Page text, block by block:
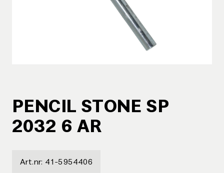
PENCIL STONE SP
2032 6 AR
Art.nr: 41-5954406